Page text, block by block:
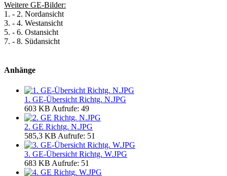
Weitere GE-Bilder:
1. - 2. Nordansicht
3. - 4. Westansicht
5. - 6. Ostansicht
7. - 8. Südansicht
Anhänge
1. GE-Übersicht Richtg. N.JPG
603 KB Aufrufe: 49
2. GE Richtg. N.JPG
585,3 KB Aufrufe: 51
3. GE-Übersicht Richtg. W.JPG
683 KB Aufrufe: 51